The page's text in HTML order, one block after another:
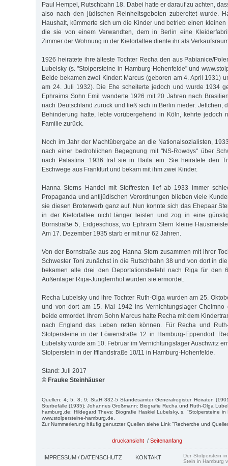
Paul Hempel, Rutschbahn 18. Dabei hatte er darauf zu achten,
also nach den jüdischen Reinheitsgeboten zubereitet wurde.
Haushalt, kümmerte sich um die Kinder und betrieb einen kleinen
die sie von einem Verwandten, dem in Berlin eine
Zimmer der Wohnung in der Kielortallee diente ihr als
1926 heiratete ihre älteste Tochter Recha den aus Pabianice/
Lubelsky (s. "Stolpersteine in Hamburg-Hohenfelde" und
Beide bekamen zwei Kinder: Marcus (geboren am 4. April 1931)
am 24. Juli 1932). Die Ehe scheiterte jedoch und wurde 1934
Ephraims Sohn Emil wanderte 1926 mit 20 Jahren nach
nach Deutschland zurück und ließ sich in Berlin nieder. Jettchen,
Behinderung hatte, lebte vorübergehend in Köln, kehrte jedoch
Familie zurück.
Noch im Jahr der Machtübergabe an die Nationalsozialisten,
nach einer bedrohlichen Begegnung mit "NS-Rowdys" über
nach Palästina. 1936 traf sie in Haifa ein. Sie heiratete den
Eschwege aus Frankfurt und bekam mit ihm zwei Kinder.
Hanna Sterns Handel mit Stoffresten lief ab 1933 immer
Propaganda und antijüdischen Verordnungen blieben viele
sie diesen Broterwerb ganz auf. Nun konnte sich das Ehepaar
in der Kielortallee nicht länger leisten und zog in eine
Bornstraße 5, Erdgeschoss, wo Ephraim Stern kleine
Am 17. Dezember 1935 starb er mit nur 62 Jahren.
Von der Bornstraße aus zog Hanna Stern zusammen mit ihrer
Schwester Toni zunächst in die Rutschbahn 38 und von dort in
bekamen alle drei den Deportationsbefehl nach Riga für den
Außenlager Riga-Jungfernhof wurden sie ermordet.
Recha Lubelsky und ihre Tochter Ruth-Olga wurden am 25.
und von dort am 15. Mai 1942 ins Vernichtungslager Chelmno
beide ermordet. Ihrem Sohn Marcus hatte Recha mit dem
nach England das Leben retten können. Für Recha und
Stolpersteine in der Löwenstraße 12 in Hamburg-Eppendorf.
Lubelsky wurde am 10. Februar im Vernichtungslager Auschwitz
Stolperstein in der Ifflandstraße 10/11 in Hamburg-Hohenfelde.
Stand: Juli 2017
© Frauke Steinhäuser
Quellen: 4; 5; 8; 9; StaH 332-5 Standesämter Generalregister Heiraten
Sterbefälle (1935); Johannes Großmann: Biografie Recha und Ruth-Olga
hamburg.de; Hildegard Thevs: Biografie Haskiel Lubelsky, s. "Stolpersteine
www.stolpersteine-hamburg.de.
Zur Nummerierung häufig genutzter Quellen siehe Link "Recherche und
druckansicht / Seitenanfang
IMPRESSUM / DATENSCHUTZ KONTAKT
Der Stolperstein
Stein in Hamburg